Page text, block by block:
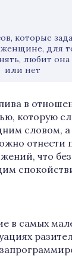
которые
для
любит она
или нет
в
которую
словом,
отнести
что
в самых